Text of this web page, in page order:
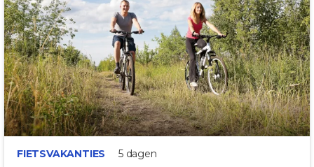
FIETSVAKANTIES 5 dagen